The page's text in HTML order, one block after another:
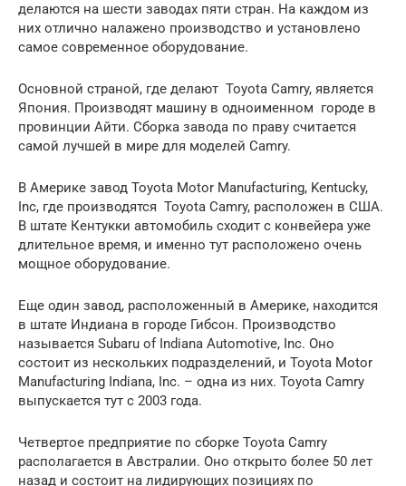
делаются на шести заводах пяти стран. На каждом из
них отлично налажено производство и установлено
самое современное оборудование.
Основной страной, где делают Toyota Camry, является
Япония. Производят машину в одноименном городе в
провинции Айти. Сборка завода по праву считается
самой лучшей в мире для моделей Camry.
В Америке завод Toyota Motor Manufacturing, Kentucky,
Inc, где производятся Toyota Camry, расположен в США.
В штате Кентукки автомобиль сходит с конвейера уже
длительное время, и именно тут расположено очень
мощное оборудование.
Еще один завод, расположенный в Америке, находится
в штате Индиана в городе Гибсон. Производство
называется Subaru of Indiana Automotive, Inc. Оно
состоит из нескольких подразделений, и Toyota Motor
Manufacturing Indiana, Inc. – одна из них. Toyota Camry
выпускается тут с 2003 года.
Четвертое предприятие по сборке Toyota Camry
располагается в Австралии. Оно открыто более 50 лет
назад и состоит на лидирующих позициях по